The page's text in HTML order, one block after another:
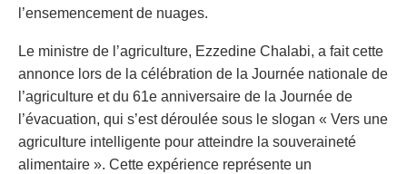
l’ensemencement de nuages.
Le ministre de l’agriculture, Ezzedine Chalabi, a fait cette
annonce lors de la célébration de la Journée nationale de
l’agriculture et du 61e anniversaire de la Journée de
l’évacuation, qui s’est déroulée sous le slogan « Vers une
agriculture intelligente pour atteindre la souveraineté
alimentaire ». Cette expérience représente un